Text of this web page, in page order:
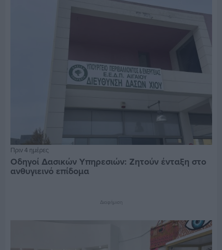
Πριν 4 ημέρες
Οδηγοί Δασικών Υπηρεσιών: Ζητούν ένταξη στο
ανθυγιεινό επίδομα
Διαφήμιση